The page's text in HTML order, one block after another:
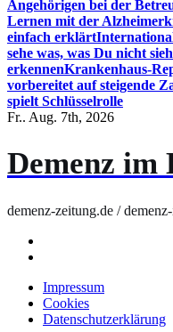
Angehörigen bei der
Lernen mit der
einfach erklärt
sehe was, was Du nicht
erkennenKrankenhaus-
vorbereitet auf steigende
spielt Schlüsselrolle
Fr.. Aug. 7th, 2026
Demenz im
demenz-zeitung.de /
Impressum
Cookies
Datenschutzerklärung